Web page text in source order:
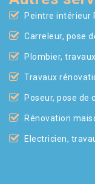
Peintre intérieur
Carreleur, pose
Plombier,
Travaux
Poseur, pose de
Rénovation
Electricien,